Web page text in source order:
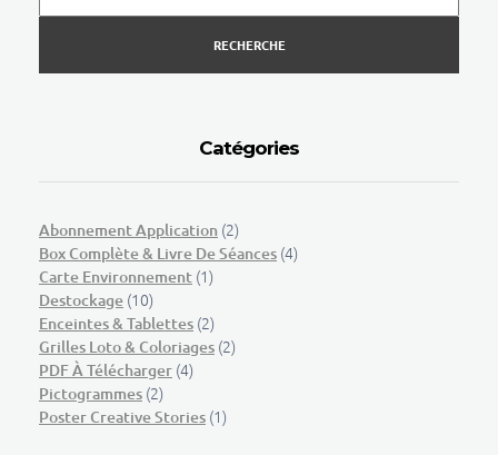
RECHERCHE
Catégories
Abonnement Application (2)
Box Complète & Livre De Séances (4)
Carte Environnement (1)
Destockage (10)
Enceintes & Tablettes (2)
Grilles Loto & Coloriages (2)
PDF À Télécharger (4)
Pictogrammes (2)
Poster Creative Stories (1)